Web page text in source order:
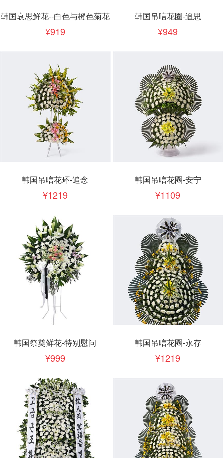
韩国哀思鲜花--白色与橙色菊花
919
韩国吊唁花圈-追思
949
韩国吊唁花环-追念
1219
韩国吊唁花圈-安宁
1109
韩国祭奠鲜花-特别慰问
999
韩国吊唁花圈-永存
1219